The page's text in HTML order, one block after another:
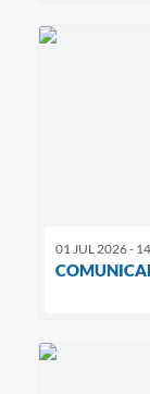
01 JUL 2026 -